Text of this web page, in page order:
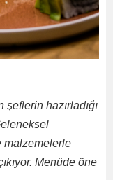
şeflerin hazırladığı
malzemelerle
Menüde öne